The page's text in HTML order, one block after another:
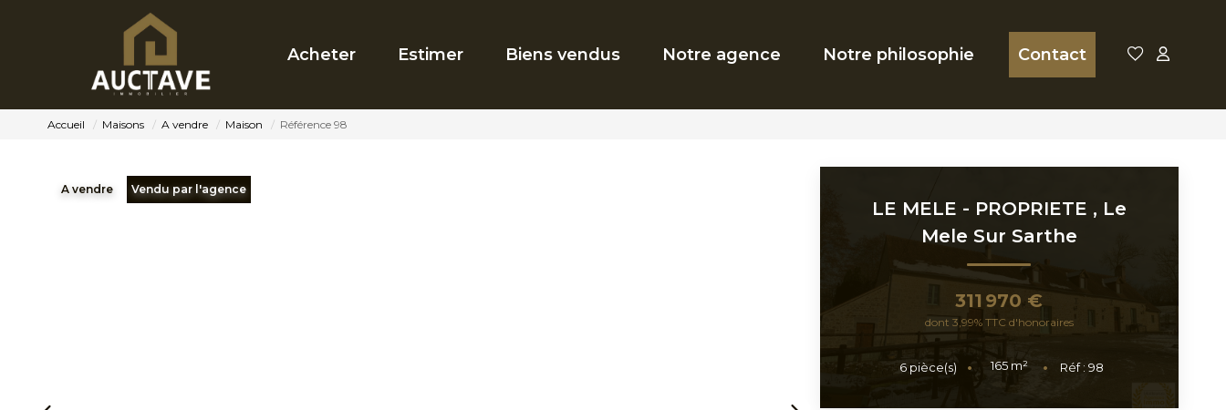
Acheter Estimer Biens vendus Notre agence Notre philosophie Contact
Accueil Maisons A vendre Maison Référence 98
A vendre Vendu par l'agence
LE MELE - PROPRIETE , Le
Mele Sur Sarthe
311 970 €
dont 3,99% TTC d'honoraires
6 pièce(s) 165 m² Réf :98